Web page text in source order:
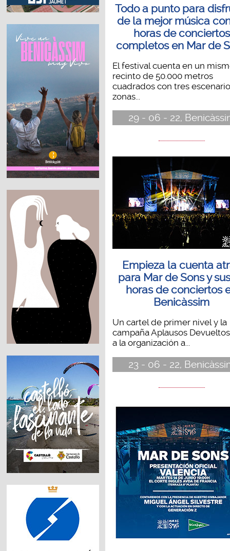
Todo a punto para
de la mejor música
horas de conciertos
completos en Mar de
El festival cuenta en un
recinto de 50.000 metros
cuadrados con tres
zonas...
29 - 06 - 22,
Empieza la cuenta
para Mar de Sons y
horas de conciertos
Benicàssim
Un cartel de primer nivel y la
campaña Aplausos
a la organización a...
23 - 06 - 22,